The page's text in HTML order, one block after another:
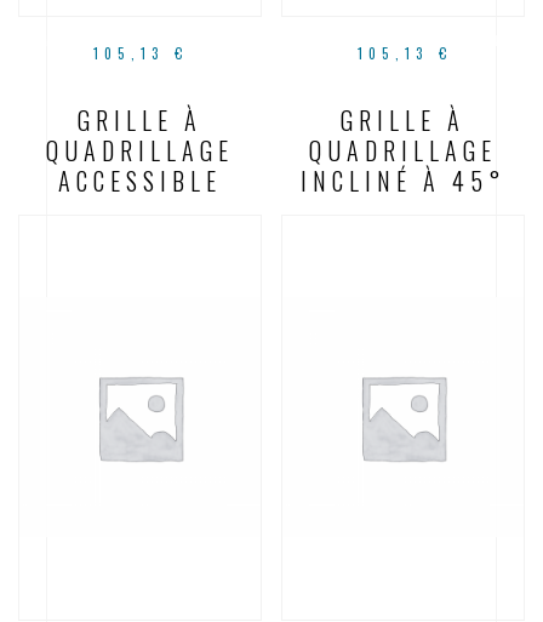
105,13€
GRILLE À
QUADRILLAGE
ACCESSIBLE
105,13 €
GRILLE À
QUADRILLAGE
INCLINÉ À 45°